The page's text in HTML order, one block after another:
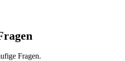
Fragen.